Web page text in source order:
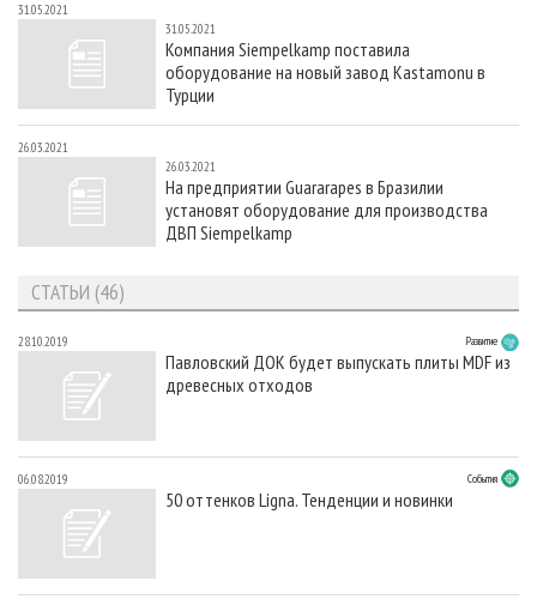
31.05.2021
31.05.2021
Компания Siempelkamp поставила
оборудование на новый завод Kastamonu в
Турции
26.03.2021
26.03.2021
На предприятии Guararapes в Бразилии
установят оборудование для производства
ДВП Siempelkamp
СТАТЬИ (46)
28.10.2019 Развитие
Павловский ДОК будет выпускать плиты MDF из
древесных отходов
06.08.2019 События
50 оттенков Ligna. Тенденции и новинки